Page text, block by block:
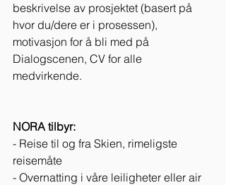
beskrivelse av prosjektet (basert på
hvor du/dere er i prosessen),
motivasjon for å bli med på
Dialogscenen, CV for alle
medvirkende.
NORA tilbyr:
- Reise til og fra Skien, rimeligste
reisemåte
- Overnatting i våre leiligheter eller air